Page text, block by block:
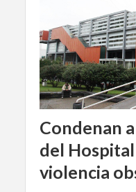
Condenan
del
violencia